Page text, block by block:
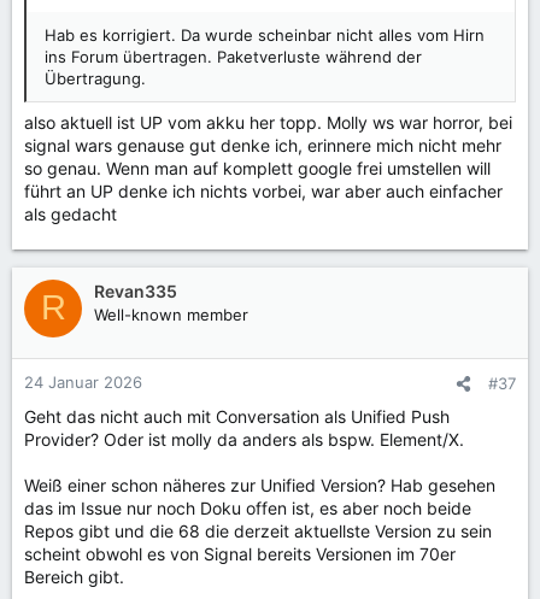
Hab es korrigiert. Da wurde scheinbar nicht alles vom Hirn
ins Forum übertragen. Paketverluste während der
Übertragung.
also aktuell ist UP vom akku her topp. Molly ws war horror, bei
signal wars genause gut denke ich, erinnere mich nicht mehr
so genau. Wenn man auf komplett google frei umstellen will
führt an UP denke ich nichts vorbei, war aber auch einfacher
als gedacht
R Revan335
Well-known member
24 Januar 2026 #37
Geht das nicht auch mit Conversation als Unified Push
Provider? Oder ist molly da anders als bspw. Element/X.
Weiß einer schon näheres zur Unified Version? Hab gesehen
das im Issue nur noch Doku offen ist, es aber noch beide
Repos gibt und die 68 die derzeit aktuellste Version zu sein
scheint obwohl es von Signal bereits Versionen im 70er
Bereich gibt.